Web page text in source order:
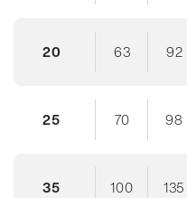
20 63 92
25 70 98
35 100 135